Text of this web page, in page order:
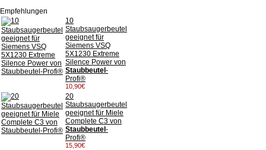
Empfehlungen
10
Staubsaugerbeutel
geeignet für
Siemens VSQ
5X1230 Extreme
Silence Power von
Staubbeutel -
Profi®
10,90€
20
Staubsaugerbeutel
geeignet für Miele
Complete C3 von
Staubbeutel -
Profi®
15,90€